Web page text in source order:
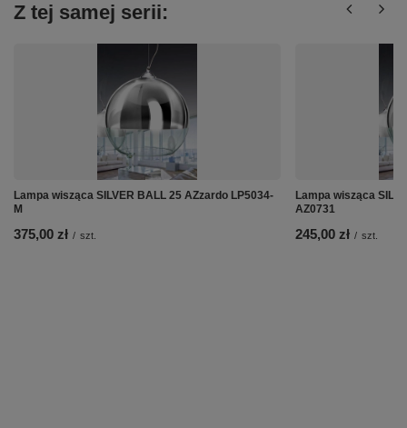
Z tej samej serii:
Lampa wisząca SILVER BALL 25 AZzardo LP5034-
M
375,00 zł / szt.
Lampa wisząca
AZ0731
245,00 zł / szt.